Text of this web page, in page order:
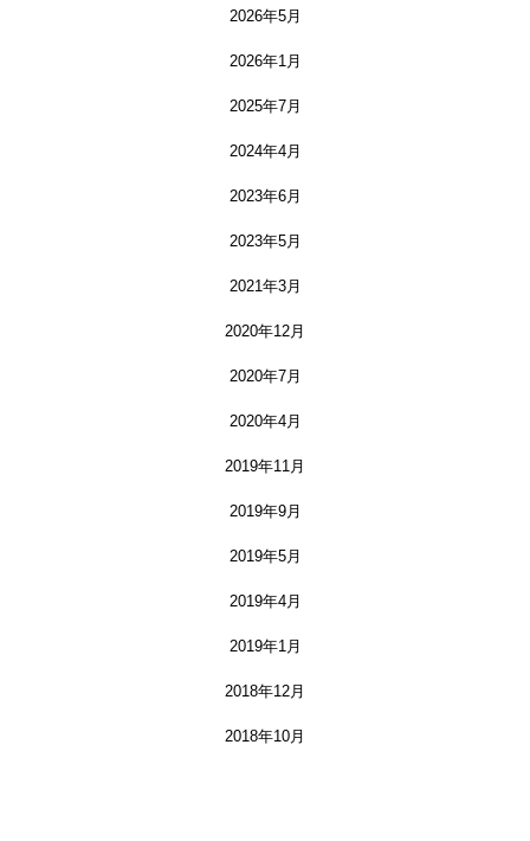
2026年5月
2026年1月
2025年7月
2024年4月
2023年6月
2023年5月
2021年3月
2020年12月
2020年7月
2020年4月
2019年11月
2019年9月
2019年5月
2019年4月
2019年1月
2018年12月
2018年10月